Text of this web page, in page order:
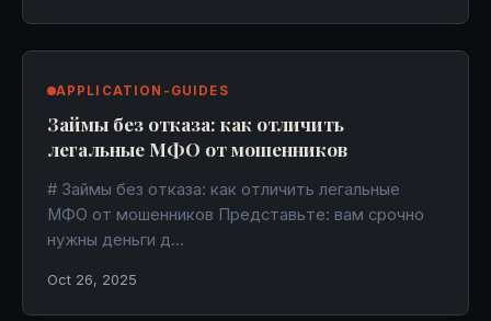
APPLICATION-GUIDES
Займы без отказа: как отличить
легальные МФО от мошенников
# Займы без отказа: как отличить легальные
МФО от мошенников Представьте: вам срочно
нужны деньги д…
Oct 26, 2025